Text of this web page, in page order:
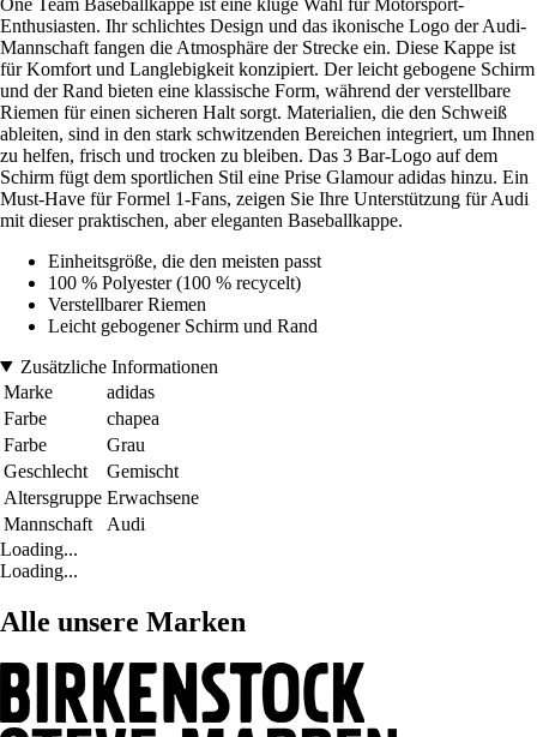
Enthusiasten. Ihr schlichtes Design und das ikonische Logo der Audi-
Mannschaft fangen die Atmosphäre der Strecke ein. Diese Kappe ist
für Komfort und Langlebigkeit konzipiert. Der leicht gebogene Schirm
und der Rand bieten eine klassische Form, während der verstellbare
Riemen für einen sicheren Halt sorgt. Materialien, die den Schweiß
ableiten, sind in den stark schwitzenden Bereichen integriert, um Ihnen
zu helfen, frisch und trocken zu bleiben. Das 3 Bar-Logo auf dem
Schirm fügt dem sportlichen Stil eine Prise Glamour adidas hinzu. Ein
Must-Have für Formel 1-Fans, zeigen Sie Ihre Unterstützung für Audi
mit dieser praktischen, aber eleganten Baseballkappe.
Einheitsgröße, die den meisten passt
100 % Polyester (100 % recycelt)
Verstellbarer Riemen
Leicht gebogener Schirm und Rand
Zusätzliche Informationen
Marke
adidas
Farbe
chapea
Farbe
Grau
Geschlecht
Gemischt
Altersgruppe Erwachsene
Mannschaft
Audi
Loading...
Loading...
Alle unsere Marken